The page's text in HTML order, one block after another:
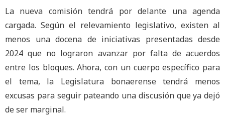
La nueva comisión tendrá por delante una agenda
cargada. Según el relevamiento legislativo, existen al
menos una docena de iniciativas presentadas desde
2024 que no lograron avanzar por falta de acuerdos
entre los bloques. Ahora, con un cuerpo específico para
el tema, la Legislatura bonaerense tendrá menos
excusas para seguir pateando una discusión que ya dejó
de ser marginal.